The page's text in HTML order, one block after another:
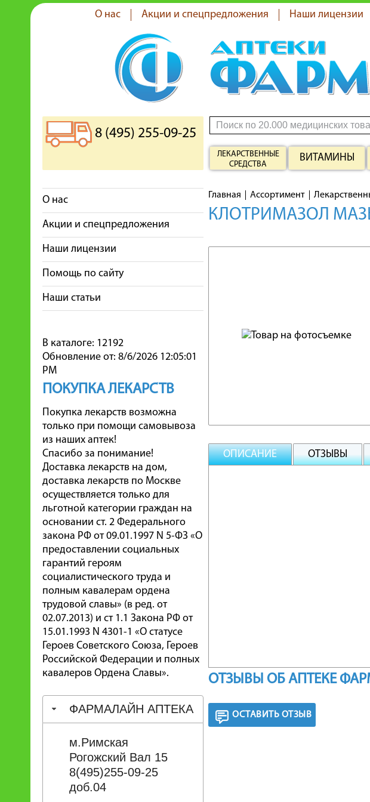
О нас Акции и спецпредложения Наши лицензии
8 (495) 255-09-25
ЛЕКАРСТВЕННЫЕ
СРЕДСТВА
ВИТАМИНЫ
О нас
Акции и спецпредложения
Наши лицензии
Помощь по сайту
Наши статьи
В каталоге: 12192
Обновление от: 8/6/2026 12:05:01
PM
ПОКУПКА ЛЕКАРСТВ
Покупка лекарств возможна
только при помощи самовывоза
из наших аптек!
Спасибо за понимание!
Доставка лекарств на дом,
доставка лекарств по Москве
осуществляется только для
льготной категории граждан на
основании ст. 2 Федерального
закона РФ от 09.01.1997 N 5-ФЗ «О
предоставлении социальных
гарантий героям
социалистического труда и
полным кавалерам ордена
трудовой славы» (в ред. от
02.07.2013) и ст 1.1 Закона РФ от
15.01.1993 N 4301-1 «О статусе
Героев Советского Союза, Героев
Российской Федерации и полных
кавалеров Ордена Славы».
ФАРМАЛАЙН АПТЕКА
м.Римская
Рогожский Вал 15
8(495)255-09-25
доб.04
Главная Ассортимент
КЛОТРИМАЗОЛ МАЗЬ
ОПИСАНИЕ ОТЗЫВЫ
ОТЗЫВЫ ОБ АПТЕКЕ
ОСТАВИТЬ ОТЗЫВ